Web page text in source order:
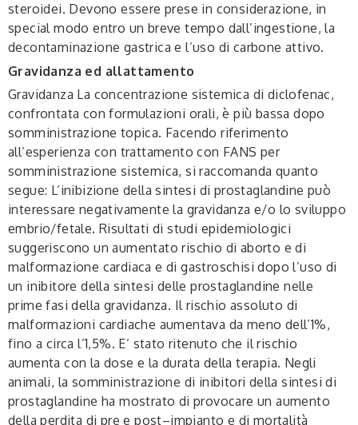
steroidei. Devono essere prese in considerazione, in
special modo entro un breve tempo dall’ingestione, la
decontaminazione gastrica e l’uso di carbone attivo.
Gravidanza ed allattamento
Gravidanza La concentrazione sistemica di diclofenac,
confrontata con formulazioni orali, è più bassa dopo
somministrazione topica. Facendo riferimento
all’esperienza con trattamento con FANS per
somministrazione sistemica, si raccomanda quanto
segue: L’inibizione della sintesi di prostaglandine può
interessare negativamente la gravidanza e/o lo sviluppo
embrio/fetale. Risultati di studi epidemiologici
suggeriscono un aumentato rischio di aborto e di
malformazione cardiaca e di gastroschisi dopo l’uso di
un inibitore della sintesi delle prostaglandine nelle
prime fasi della gravidanza. Il rischio assoluto di
malformazioni cardiache aumentava da meno dell’1%,
fino a circa l’1,5%. E’ stato ritenuto che il rischio
aumenta con la dose e la durata della terapia. Negli
animali, la somministrazione di inibitori della sintesi di
prostaglandine ha mostrato di provocare un aumento
della perdita di pre e post–impianto e di mortalità